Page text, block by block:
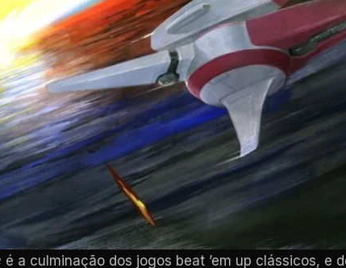
é a culminação dos jogos beat ’em up clássicos, e